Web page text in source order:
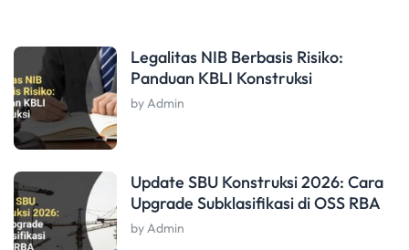
Legalitas NIB Berbasis Risiko:
Panduan KBLI Konstruksi
by Admin
Update SBU Konstruksi 2026: Cara
Upgrade Subklasifikasi di OSS RBA
by Admin